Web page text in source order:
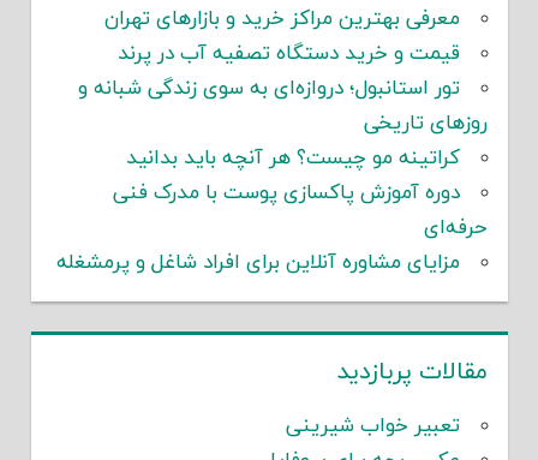
معرفی بهترین مراکز خرید و بازارهای تهران
قیمت و خرید دستگاه تصفیه آب در پرند
تور استانبول؛ دروازه‌ای به سوی زندگی شبانه و
روزهای تاریخی
کراتینه مو چیست؟ هر آنچه باید بدانید
دوره آموزش پاکسازی پوست با مدرک فنی
حرفه‌ای
مزایای مشاوره آنلاین برای افراد شاغل و پرمشغله
مقالات پربازدید
تعبیر خواب شیرینی